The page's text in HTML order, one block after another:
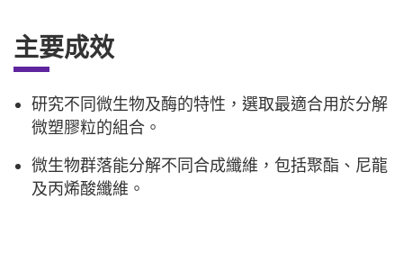
主要成效
研究不同微生物及酶的特性，選取最適合用於分解
微塑膠粒的組合。
微生物群落能分解不同合成纖維，包括聚酯、尼龍
及丙烯酸纖維。